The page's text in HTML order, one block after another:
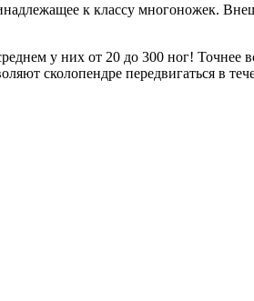
к классу многоножек.
у них от 20 до 300 ног! Точнее
сколопендре передвигаться в